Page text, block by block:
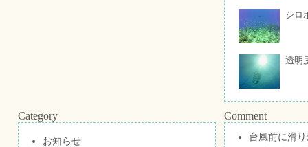
シロ
透明
Category
お知らせ
Comment
台風前に滑